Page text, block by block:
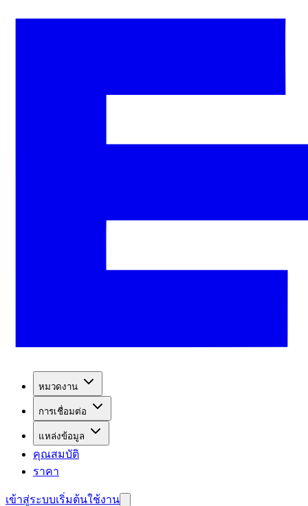
หมวดงาน
การเชื่อมต่อ
แหล่งข้อมูล
คุณสมบัติ
ราคา
เข้าสู่ระบบเริ่มต้นใช้งาน